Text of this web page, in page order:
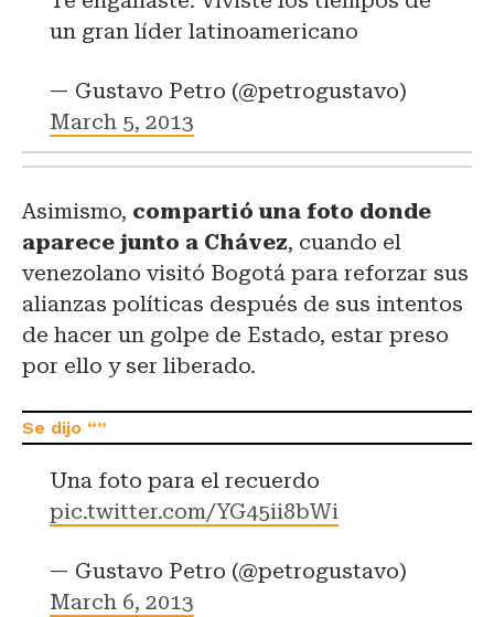
un gran líder latinoamericano
— Gustavo Petro (@petrogustavo)
March 5, 2013
Asimismo, compartió una foto donde
aparece junto a Chávez, cuando el
venezolano visitó Bogotá para reforzar sus
alianzas políticas después de sus intentos
de hacer un golpe de Estado, estar preso
por ello y ser liberado.
Una foto para el recuerdo
pic.twitter.com/YG45ii8bWi
— Gustavo Petro (@petrogustavo)
March 6, 2013